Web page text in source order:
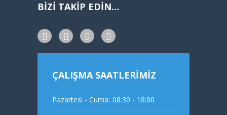
BİZİ TAKİP EDİN…
ÇALIŞMA SAATLERİMİZ
Pazartesi - Cuma: 08:30 - 18:00